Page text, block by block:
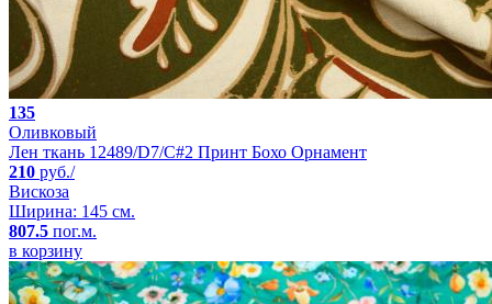
135
Оливковый
Лен ткань 12489/D7/C#2 Принт Бохо Орнамент
210 руб./
Вискоза
Ширина: 145 см.
807.5 пог.м.
в корзину